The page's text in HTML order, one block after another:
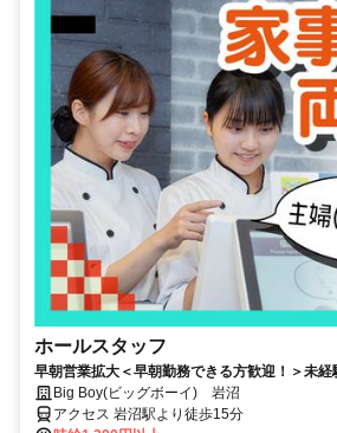
ホールスタッフ
早朝営業拡大＜早朝勤務できる方歓迎！＞未
ルスタッフ募集◎家庭の事情でのお休み考慮◎
します！【土日祝勤務歓迎！】
Big Boy(ビッグボーイ) 岩沼
アクセス 岩沼駅より徒歩15分